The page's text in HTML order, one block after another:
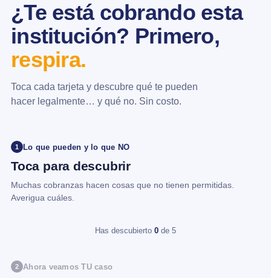
¿Te está cobrando esta
institución? Primero,
respira.
Toca cada tarjeta y descubre qué te pueden
hacer legalmente… y qué no. Sin costo.
1 Lo que pueden y lo que NO
Toca para descubrir
Muchas cobranzas hacen cosas que no tienen permitidas.
Averigua cuáles.
Has descubierto 0 de 5
2 Ahora veamos TU caso